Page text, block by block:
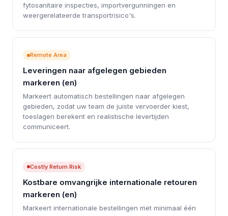
fytosanitaire inspecties, importvergunningen en
weergerelateerde transportrisico's.
Remote Area
Leveringen naar afgelegen gebieden
markeren (en)
Markeert automatisch bestellingen naar afgelegen
gebieden, zodat uw team de juiste vervoerder kiest,
toeslagen berekent en realistische levertijden
communiceert.
Costly Return Risk
Kostbare omvangrijke internationale retouren
markeren (en)
Markeert internationale bestellingen met minimaal één